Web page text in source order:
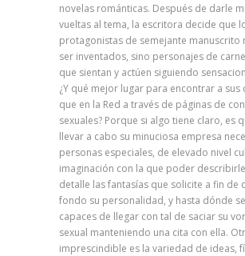
novelas románticas. Después de darle
vueltas al tema, la escritora decide que
protagonistas de semejante manuscrito
ser inventados, sino personajes de
que sientan y actúen siguiendo
¿Y qué mejor lugar para encontrar a sus
que en la Red a través de páginas de
sexuales? Porque si algo tiene claro, es
llevar a cabo su minuciosa empresa
personas especiales, de elevado nivel
imaginación con la que poder
detalle las fantasías que solicite a fin de
fondo su personalidad, y hasta dónde
capaces de llegar con tal de saciar su
sexual manteniendo una cita con ella.
imprescindible es la variedad de ideas,